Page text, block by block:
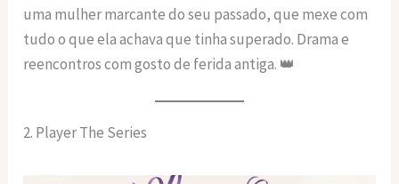
uma mulher marcante do seu passado, que mexe com
tudo o que ela achava que tinha superado. Drama e
reencontros com gosto de ferida antiga. 👑
2. Player The Series